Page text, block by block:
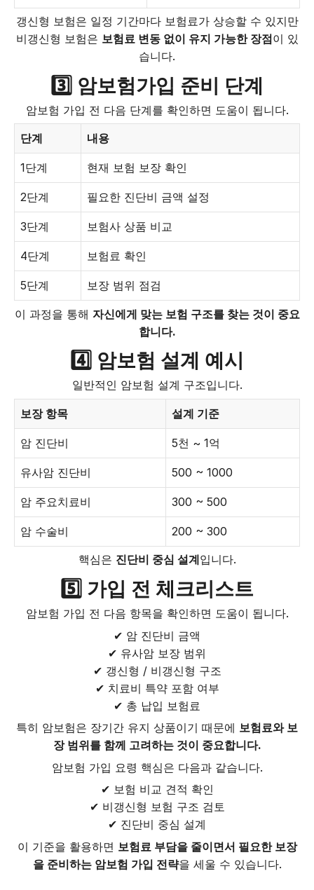
갱신형 보험은 일정 기간마다 보험료가 상승할 수 있지만
비갱신형 보험은 보험료 변동 없이 유지 가능한 장점이 있
습니다.
3️⃣ 암보험가입 준비 단계
암보험 가입 전 다음 단계를 확인하면 도움이 됩니다.
단계 내용
1단계 현재 보험 보장 확인
2단계 필요한 진단비 금액 설정
3단계 보험사 상품 비교
4단계 보험료 확인
5단계 보장 범위 점검
이 과정을 통해 자신에게 맞는 보험 구조를 찾는 것이 중요
합니다.
4️⃣ 암보험 설계 예시
일반적인 암보험 설계 구조입니다.
보장 항목 설계 기준
암 진단비 5천 ~ 1억
유사암 진단비 500 ~ 1000
암 주요치료비 300 ~ 500
암 수술비 200 ~ 300
핵심은 진단비 중심 설계입니다.
5️⃣ 가입 전 체크리스트
암보험 가입 전 다음 항목을 확인하면 도움이 됩니다.
✔ 암 진단비 금액
✔ 유사암 보장 범위
✔ 갱신형 / 비갱신형 구조
✔ 치료비 특약 포함 여부
✔ 총 납입 보험료
특히 암보험은 장기간 유지 상품이기 때문에 보험료와 보
장 범위를 함께 고려하는 것이 중요합니다.
암보험 가입 요령 핵심은 다음과 같습니다.
✔ 보험 비교 견적 확인
✔ 비갱신형 보험 구조 검토
✔ 진단비 중심 설계
이 기준을 활용하면 보험료 부담을 줄이면서 필요한 보장
을 준비하는 암보험 가입 전략을 세울 수 있습니다.